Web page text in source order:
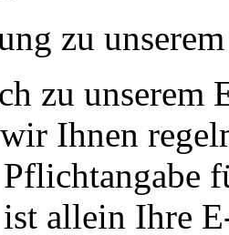
zu
zu unserem
Ihnen
allein Ihre